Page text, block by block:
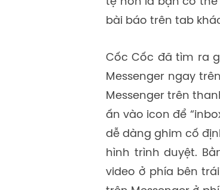
bài báo trên tab
Cốc Cốc đã tìm ra
Messenger ngay
Messenger trên
ấn vào icon để
dễ dàng ghim cố
hình trình duyệt.
video ở phía bên